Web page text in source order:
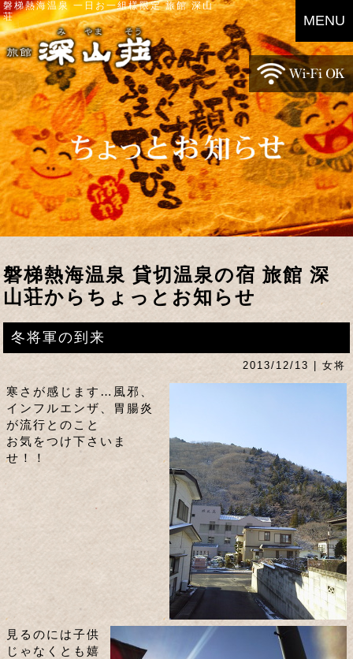
磐梯熱海温泉 一日お一組様限定 旅館 深山
荘
磐梯熱海温泉 貸切温泉の宿 旅館 深
山荘からちょっとお知らせ
冬将軍の到来
2013/12/13 | 女将
寒さが感じます…風邪、
インフルエンザ、胃腸炎
が流行とのこと
お気をつけ下さいま
せ！！
見るのには子供
じゃなくとも嬉
MENU